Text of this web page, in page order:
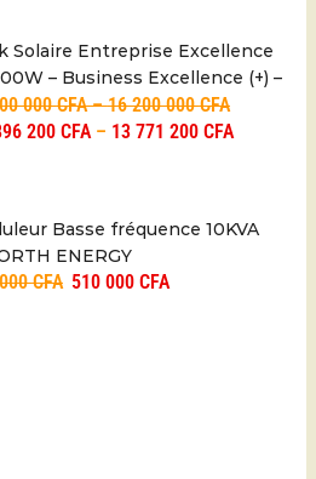
Solaire Entreprise Excellence
– Business Excellence (+) –
000CFA–16 200 000CFA
200 CFA– 13 771 200 CFA
Basse fréquence 10KVA
ENERGY
CFA 510 000 CFA